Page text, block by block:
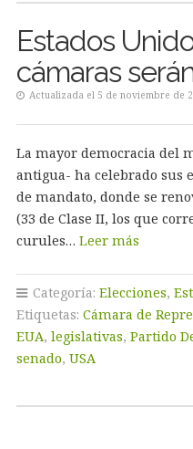
Estados
cámaras
Actualizada el 5 de noviembre de
La mayor democracia del
antigua- ha celebrado sus
de mandato, donde se
(33 de Clase II, los que
curules… Leer más
Categoría: Elecciones,
Etiquetas: Cámara de
EUA, legislativas, Partido
senado, USA